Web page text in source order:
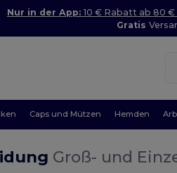
Nur in der App: 10 € Rabatt ab 80 €
Gratis
Caps und Mützen Hemden
Groß- und